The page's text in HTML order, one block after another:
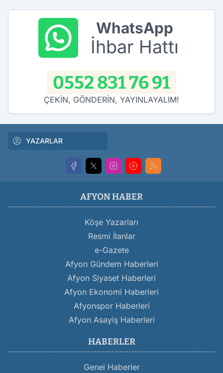
WhatsApp
İhbar Hattı
0552 831 76 91
ÇEKİN, GÖNDERİN, YAYINLAYALIM!
YAZARLAR
AFYON HABER
Köşe Yazarları
Resmi İlanlar
e-Gazete
Afyon Gündem Haberleri
Afyon Siyaset Haberleri
Afyon Ekonomi Haberleri
Afyonspor Haberleri
Afyon Asayiş Haberleri
HABERLER
Genel Haberler